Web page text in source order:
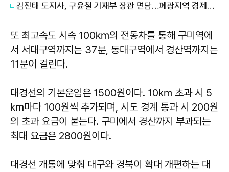
김진태 도지사, 구윤철 기재부 장관 면담…폐광지역 경제진흥·철도사업에 각별한 관심 요청
또 최고속도 시속 100㎞의 전동차를 통해 구미역에
서 서대구역까지는 37분, 동대구역에서 경산역까지는
11분이 걸린다.
대경선의 기본운임은 1500원이다. 10㎞ 초과 시 5
㎞마다 100원씩 추가되며, 시도 경계 통과 시 200원
의 초과 요금이 붙는다. 구미에서 경산까지 부과되는
최대 요금은 2800원이다.
대경선 개통에 맞춰 대구와 경북이 확대 개편하는 대